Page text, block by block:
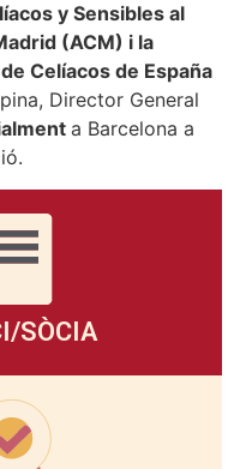
y Sensibles al
(ACM) i la
Celíacos de España
Director General
a Barcelona a
SÒCIA